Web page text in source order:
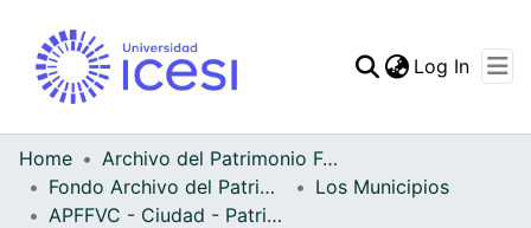
Statistics
Log In
Home
Archivo del Patrimonio Fotográfico y Fílmico del Valle del Cauca
Fondo Archivo del Patrimonio Fotográfico y Fílmico del Valle del Cauca
Los Municipios
APFFVC - Ciudad - Patrimonial